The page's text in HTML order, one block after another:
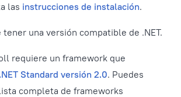
las instrucciones de instalación.
una versión compatible de .NET.
requiere un framework que
.NET Standard versión 2.0. Puedes
completa de frameworks